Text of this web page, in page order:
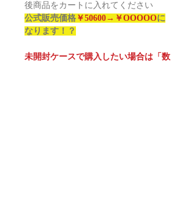
後商品をカートに入れてください
公式販売価格 ￥50600→￥OOOOOに
なります！？
未開封ケースで購入したい場合は「数